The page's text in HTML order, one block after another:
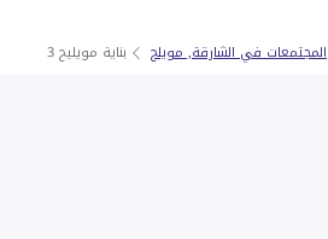
المجتمعات في الشارقة, مويلح بناية مويليح 3